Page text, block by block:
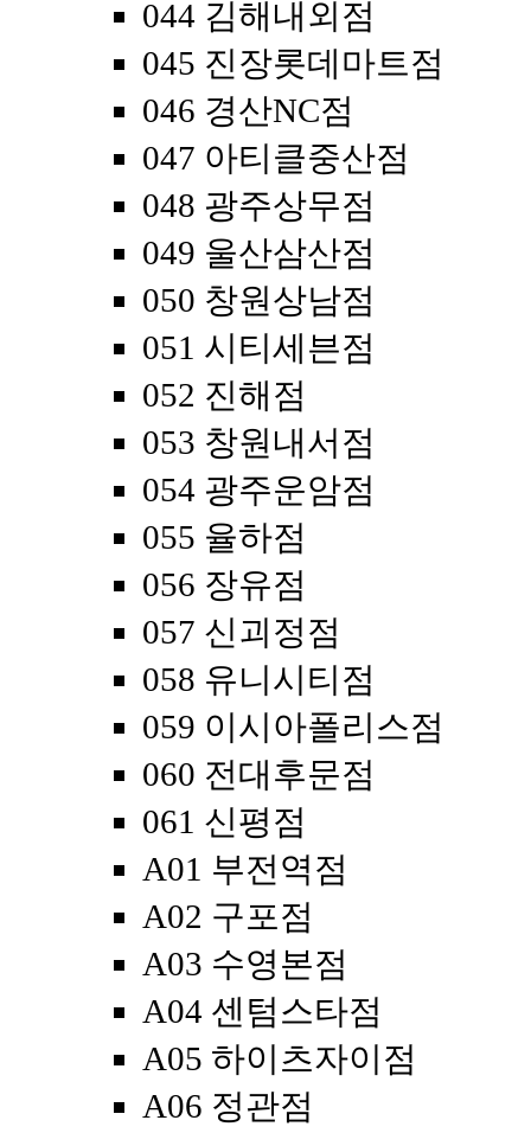
044 김해내외점
045 진장롯데마트점
046 경산NC점
047 아티클중산점
048 광주상무점
049 울산삼산점
050 창원상남점
051 시티세븐점
052 진해점
053 창원내서점
054 광주운암점
055 율하점
056 장유점
057 신괴정점
058 유니시티점
059 이시아폴리스점
060 전대후문점
061 신평점
A01 부전역점
A02 구포점
A03 수영본점
A04 센텀스타점
A05 하이츠자이점
A06 정관점